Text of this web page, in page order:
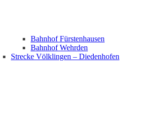
Bahnhof Fürstenhausen
Bahnhof Wehrden
Strecke Völklingen – Diedenhofen